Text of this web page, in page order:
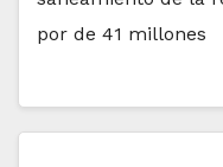
por de 41 millones